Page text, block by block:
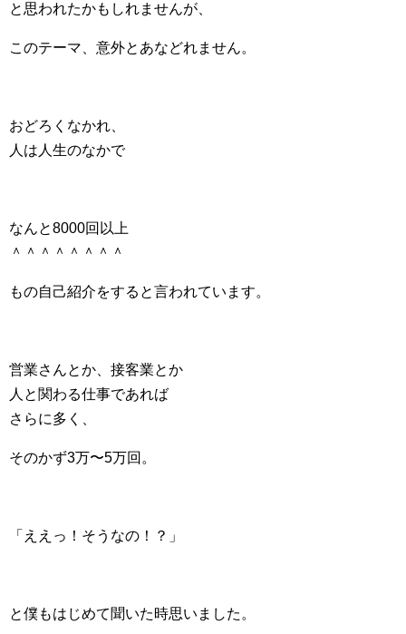
と思われたかもしれませんが、
このテーマ、意外とあなどれません。
おどろくなかれ、
人は人生のなかで
なんと8000回以上
＾＾＾＾＾＾＾＾
もの自己紹介をすると言われています。
営業さんとか、接客業とか
人と関わる仕事であれば
さらに多く、
そのかず3万〜5万回。
「ええっ！そうなの！？」
と僕もはじめて聞いた時思いました。